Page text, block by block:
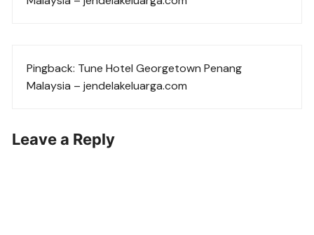
Pingback: Tune Hotel Georgetown Penang
Malaysia – jendelakeluarga.com
Leave a Reply